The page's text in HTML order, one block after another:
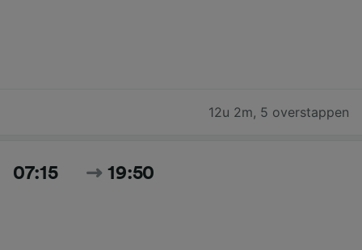
12u 2m, 5 overstappen
07:15 19:50